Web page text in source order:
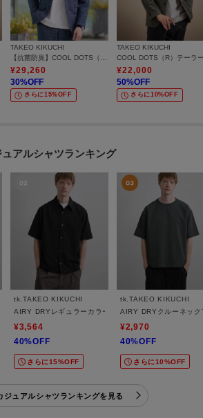
TAKEO KIKUCHI
【抗菌防臭】COOL DOTS（R）ドビープリント ジャケット
¥29,260
30%OFF
さらに15%OFF
TAKEO KIKUCHI
¥22,000
50%OFF
さらに10%OFF
ュアルシャツランキング
tk.TAKEO KIKUCHI
AIRY DRYレギュラーカラーシャツ/吸水速乾/UVカッ
¥3,564
40%OFF
さらに15%OFF
tk.TAKEO KIKUCHI
AIRY DRYクルーネッ
¥2,970
40%OFF
さらに10%OFF
ジュアルシャツランキングを見る